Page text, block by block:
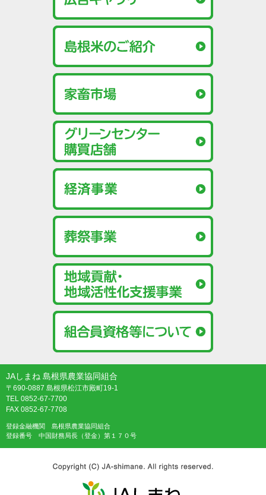
JAしまね 島根県農業協同組合
〒690-0887 島根県松江市殿町19-1
TEL 0852-67-7700
FAX 0852-67-7708
登録金融機関 島根県農業協同組合
登録番号 中国財務局長（登金）第１７０号